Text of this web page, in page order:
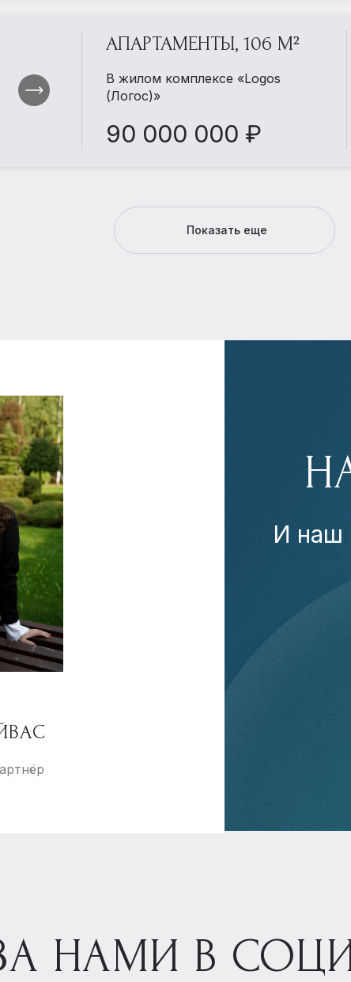
АПАРТАМЕНТЫ, 106 М²
В жилом комплексе «Logos
(Логос)»
90 000 000 ₽
Показать еще
И наш
НАМИ В